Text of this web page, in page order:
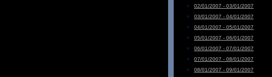
02/01/2007 - 03/01/2007
03/01/2007 - 04/01/2007
04/01/2007 - 05/01/2007
05/01/2007 - 06/01/2007
06/01/2007 - 07/01/2007
07/01/2007 - 08/01/2007
08/01/2007 - 09/01/2007